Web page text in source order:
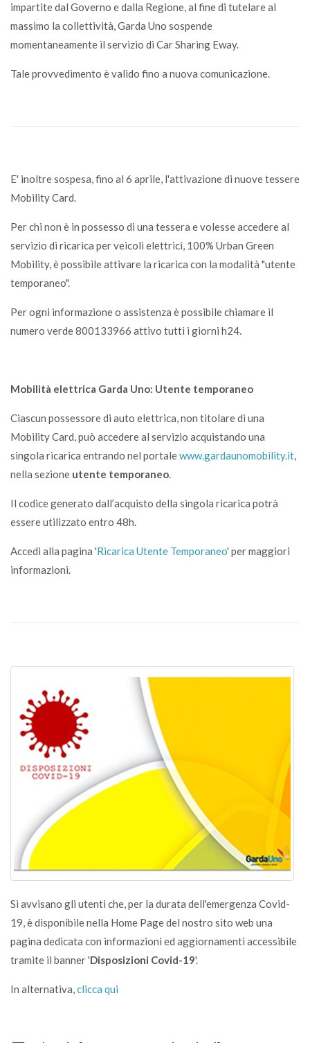
impartite dal Governo e dalla Regione, al fine di tutelare al
massimo la collettività, Garda Uno sospende
momentaneamente il servizio di Car Sharing Eway.
Tale provvedimento è valido fino a nuova comunicazione.
E' inoltre sospesa, fino al 6 aprile, l'attivazione di nuove tessere
Mobility Card.
Per chi non è in possesso di una tessera e volesse accedere al
servizio di ricarica per veicoli elettrici, 100% Urban Green
Mobility, è possibile attivare la ricarica con la modalità "utente
temporaneo".
Per ogni informazione o assistenza è possibile chiamare il
numero verde 800133966 attivo tutti i giorni h24.
Mobilità elettrica Garda Uno: Utente temporaneo
Ciascun possessore di auto elettrica, non titolare di una
Mobility Card, può accedere al servizio acquistando una
singola ricarica entrando nel portalewww.gardaunomobility.it,
nella sezione utente temporaneo.
Il codice generato dall’acquisto della singola ricarica potrà
essere utilizzato entro 48h.
Accedi alla pagina 'Ricarica Utente Temporaneo' per maggiori
informazioni.
Si avvisano gli utenti che, per la durata dell'emergenza Covid-
19, è disponibile nella Home Page del nostro sito web una
pagina dedicata con informazioni ed aggiornamenti accessibile
tramite il banner 'Disposizioni Covid-19'.
In alternativa,clicca qui